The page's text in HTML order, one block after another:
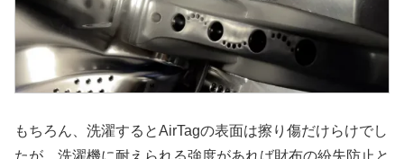
もちろん、洗濯するとAirTagの表面は擦り傷だけらけでし